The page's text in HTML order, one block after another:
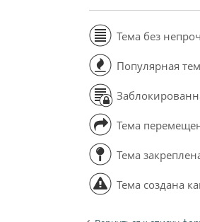
Тема без
Популярная
Тема
Тема
Тема создана